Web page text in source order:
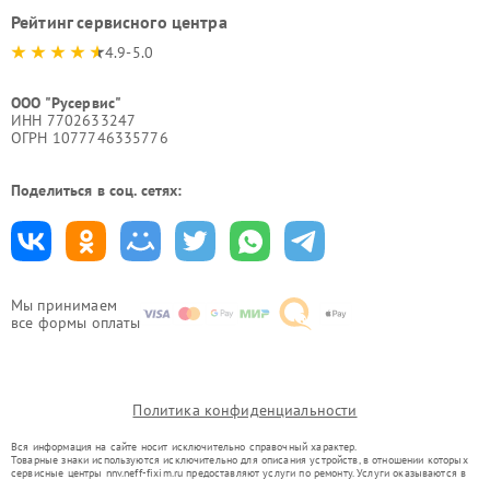
Мы принимаем
все формы оплаты
Рейтинг сервисного центра
4.9-5.0
ООО "Русервис"
ИНН 7702633247
ОГРН 1077746335776
Поделиться в соц. сетях:
Политика конфиденциальности
Вся информация на сайте носит исключительно справочный характер.
Товарные знаки используются исключительно для описания устройств, в отношении которых
сервисные центры nnv.neff-fixim.ru предоставляют услуги по ремонту. Услуги оказываются в